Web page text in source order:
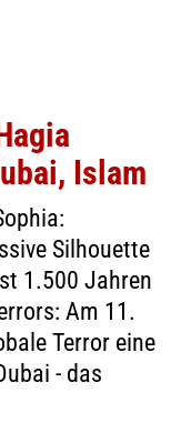
Islam
Silhouette
1.500 Jahren
Am 11.
Terror eine
- das